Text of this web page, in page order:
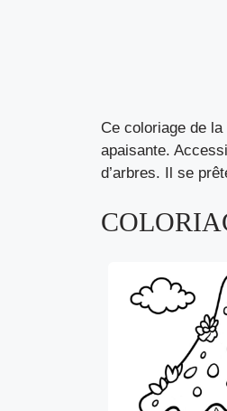
Ce coloriage de
apaisante.
d’arbres. Il se